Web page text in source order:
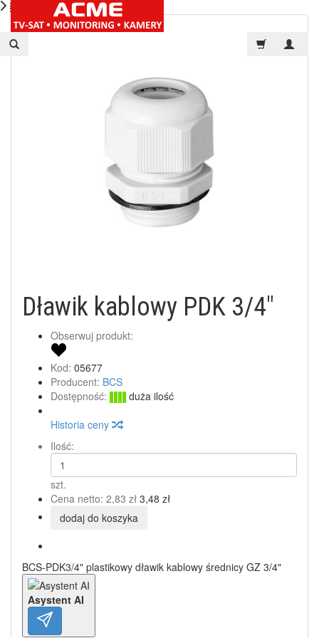
Dławik kablowy PDK 3/4"
Obserwuj produkt:
Kod: 05677
Producent: BCS
Dostępność:
duża ilość
Historia ceny
Ilość:
szt.
Cena netto: 2,83 zł 3,48 zł
dodaj do koszyka
BCS-PDK3/4" plastikowy dławik kablowy średnicy GZ 3/4"
Asystent AI